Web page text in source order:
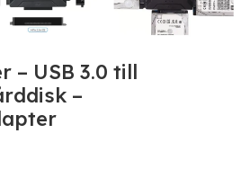
– USB 3.0 till
–